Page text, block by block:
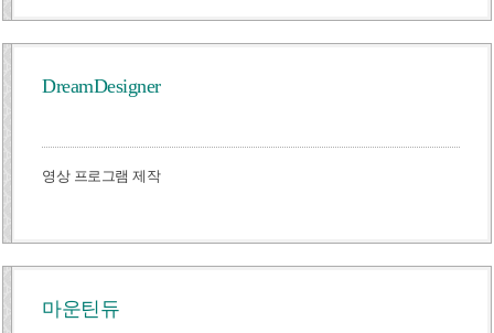
DreamDesigner
영상 프로그램 제작
마운틴듀